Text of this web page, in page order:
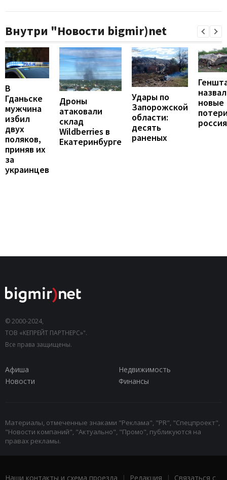
Внутри "Новости bigmir)net
В
Гданьске
мужчина
избил
двух
поляков,
приняв их
за
украинцев
Дроны
атаковали
склад
Wildberries в
Екатеринбурге
Удары по
Запорожской
области:
десять
раненых
назвал
новые
© 2000-2024,
ТОВ «КЕПРЕЙТ ПАРТНЕРС»".
Все права защищены.
Афиша
Недвижимость
Новости
Финансы
Материалы, отмеченные знаками "Реклама", "PR", "Спецпроект",
"Новости компаний", "Актуально", "Промо", публикуются на
правах рекламы.
Наши контакты и схема проезда | Редакция | Связаться с